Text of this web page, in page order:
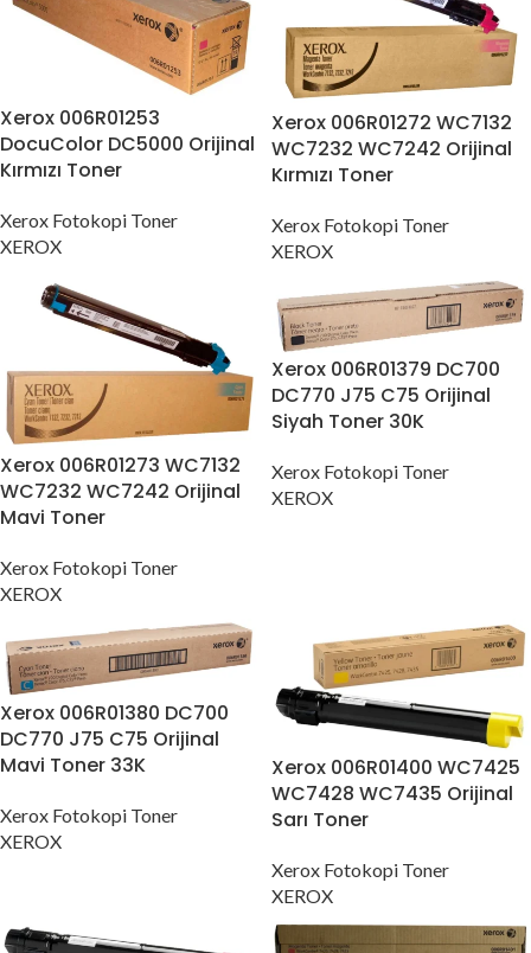
Xerox 006R01253
DocuColor DC5000 Orijinal
Kırmızı Toner
Xerox Fotokopi Toner
XEROX
Xerox 006R01272 WC7132
WC7232 WC7242 Orijinal
Kırmızı Toner
Xerox Fotokopi Toner
XEROX
Xerox 006R01273 WC7132
WC7232 WC7242 Orijinal
Mavi Toner
Xerox Fotokopi Toner
XEROX
Xerox 006R01379 DC700
DC770 J75 C75 Orijinal
Siyah Toner 30K
Xerox Fotokopi Toner
XEROX
Xerox 006R01380 DC700
DC770 J75 C75 Orijinal
Mavi Toner 33K
Xerox Fotokopi Toner
XEROX
Xerox 006R01400 WC7425
WC7428 WC7435 Orijinal
Sarı Toner
Xerox Fotokopi Toner
XEROX